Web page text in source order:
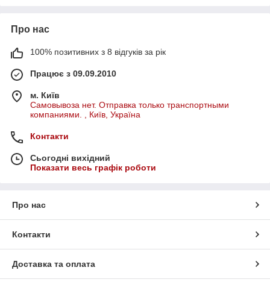
Про нас
100% позитивних з 8 відгуків за рік
Працює з 09.09.2010
м. Київ
Самовывоза нет. Отправка только транспортными
компаниями. , Київ, Україна
Контакти
Сьогодні вихідний
Показати весь графік роботи
Про нас
Контакти
Доставка та оплата